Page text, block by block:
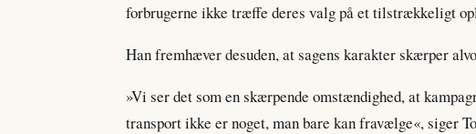
forbrugerne ikke træffe deres valg på et tilstrækkeligt
Han fremhæver desuden, at sagens karakter skærper
»Vi ser det som en skærpende omstændighed, at
transport ikke er noget, man bare kan fravælge«, siger